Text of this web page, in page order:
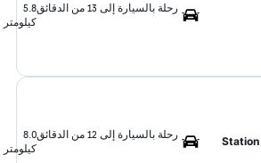
رحلة بالسيارة إلى 13 من الدقائق
5.8
كيلومتر
رحلة بالسيارة إلى 12 من الدقائق
8.0
كيلومتر